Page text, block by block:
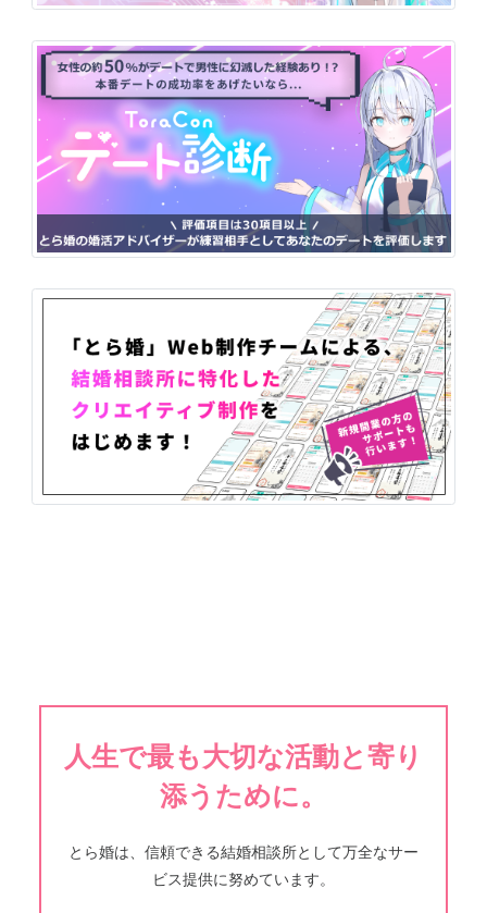
人生で最も大切な活動と寄り
添うために。
とら婚は、信頼できる結婚相談所として万全なサー
ビス提供に努めています。